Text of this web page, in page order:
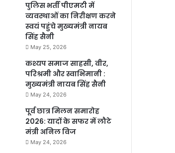
पुलिस भर्ती पीएमटी में
व्यवस्थाओं का निरीक्षण करने
स्वयं पहुंचे मुख्यमंत्री नायब
सिंह सैनी
May 25, 2026
कश्यप समाज साहसी, वीर,
परिश्रमी और स्वाभिमानी :
मुख्यमंत्री नायब सिंह सैनी
May 24, 2026
पूर्व छात्र मिलन समारोह
2026: यादों के सफर में लौटे
मंत्री अनिल विज
May 24, 2026